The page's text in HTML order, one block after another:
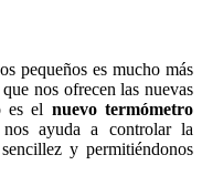
pequeños es mucho más
nos ofrecen las nuevas
es el nuevo termómetro
ayuda a controlar la
y permitiéndonos